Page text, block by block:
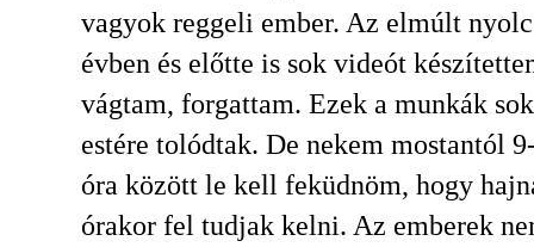
vagyok reggeli ember. Az elmúlt nyolc
évben és előtte is sok videót
vágtam, forgattam. Ezek a munkák
estére tolódtak. De nekem mostantól
óra között le kell feküdnöm, hogy
órakor fel tudjak kelni. Az emberek